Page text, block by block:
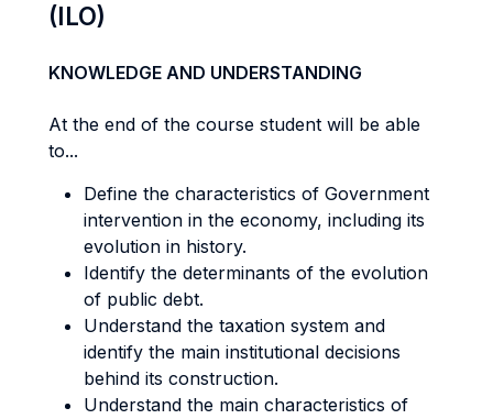
(ILO)
KNOWLEDGE AND UNDERSTANDING
At the end of the course student will be able
to...
Define the characteristics of Government
intervention in the economy, including its
evolution in history.
Identify the determinants of the evolution
of public debt.
Understand the taxation system and
identify the main institutional decisions
behind its construction.
Understand the main characteristics of